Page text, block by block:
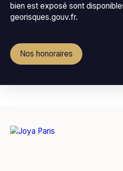
bien est exposé sont
georisques.gouv.fr.
Nos honoraires